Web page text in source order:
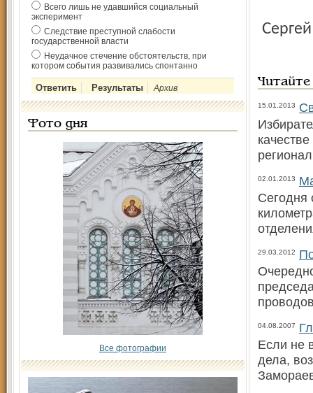
Всего лишь не удавшийся социальный
эксперимент
Следствие преступной слабости
государственной власти
Неудачное стечение обстоятельств, при
котором события развивались спонтанно
Архив
Фото дня
Все фотографии
15.01.2013
02.01.2013
Сегодня
29.03.2012
04.08.2007
Если не
дела,